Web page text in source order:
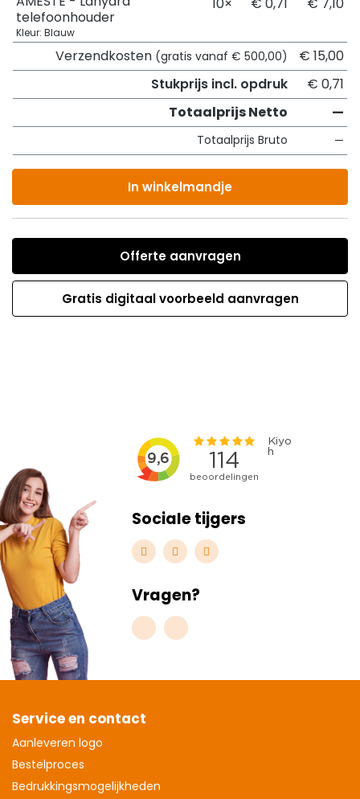
telefoonhouder
Kleur: Blauw
Verzendkosten (gratis vanaf € 500,00)
€ 15,00
Stukprijs incl. opdruk
€ 0,71
Totaalprijs Netto
—
Totaalprijs Bruto —
In winkelmandje
Offerte aanvragen
Gratis digitaal voorbeeld aanvragen
Sociale tijgers
Vragen?
Service en contact
Aanleveren logo
Bestelproces
Bedrukkingsmogelijkheden